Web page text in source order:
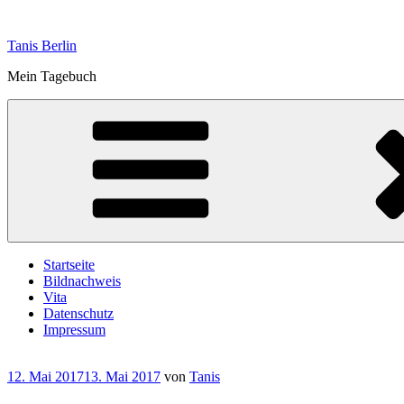
springen
Tanis Berlin
Mein Tagebuch
Startseite
Bildnachweis
Vita
Datenschutz
Impressum
Veröffentlicht
12. Mai 201713. Mai 2017 von Tanis